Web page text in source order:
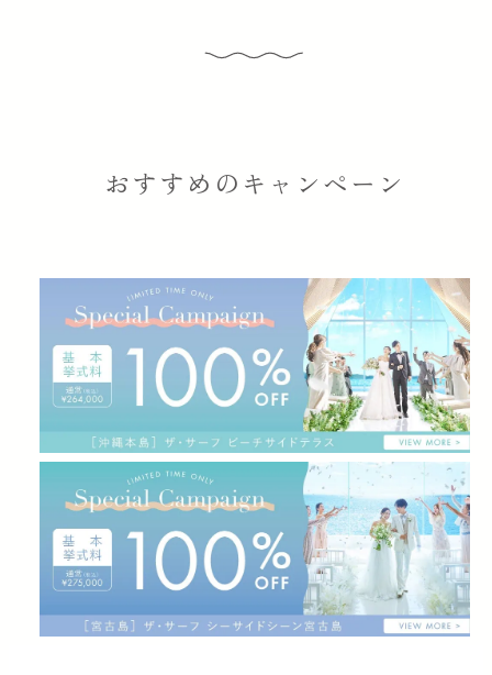
料理
ウエディングプラン
ウエディングフォト
FAQ
おすすめのキャンペーン